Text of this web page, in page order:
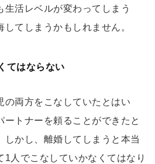
活レベルが変わってしまう
てしまうかもしれません。
てはならない
の両方をこなしていたとはい
ートナーを頼ることができたと
しかし、離婚してしまうと本当
1人でこなしていかなくてはなり